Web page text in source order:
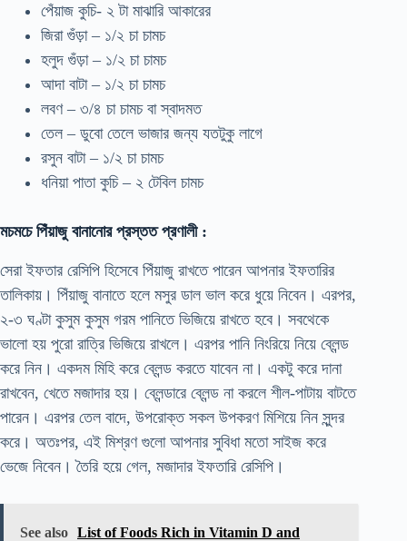
পেঁয়াজ কুচি- ২ টা মাঝারি আকারের
জিরা গুঁড়া – ১/২ চা চামচ
হলুদ গুঁড়া – ১/২ চা চামচ
আদা বাটা – ১/২ চা চামচ
লবণ – ৩/৪ চা চামচ বা স্বাদমত
তেল – ডুবো তেলে ভাজার জন্য যতটুকু লাগে
রসুন বাটা – ১/২ চা চামচ
ধনিয়া পাতা কুচি – ২ টেবিল চামচ
মচমচে পিঁয়াজু বানানোর প্রস্তত প্রণালী :
সেরা ইফতার রেসিপি হিসেবে পিঁয়াজু রাখতে পারেন আপনার ইফতারির
তালিকায়। পিঁয়াজু বানাতে হলে মসুর ডাল ভাল করে ধুয়ে নিবেন। এরপর,
২-৩ ঘণ্টা কুসুম কুসুম গরম পানিতে ভিজিয়ে রাখতে হবে। সবথেকে
ভালো হয় পুরো রাত্রি ভিজিয়ে রাখলে। এরপর পানি নিংরিয়ে নিয়ে ব্লেন্ড
করে নিন। একদম মিহি করে ব্লেন্ড করতে যাবেন না। একটু করে দানা
রাখবেন, খেতে মজাদার হয়। ব্লেন্ডারে ব্লেন্ড না করলে শীল-পাটায় বাটতে
পারেন। এরপর তেল বাদে, উপরোক্ত সকল উপকরণ মিশিয়ে নিন সুন্দর
করে। অতঃপর, এই মিশ্রণ গুলো আপনার সুবিধা মতো সাইজ করে
ভেজে নিবেন। তৈরি হয়ে গেল, মজাদার ইফতারি রেসিপি।
See also List of Foods Rich in Vitamin D and